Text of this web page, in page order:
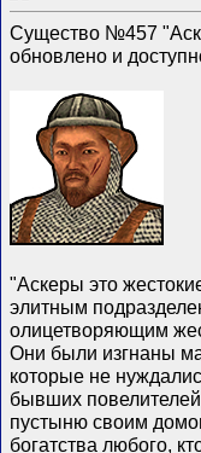
Существо №457
обновлено и
"Аскеры это
элитным
олицетворяющим
Они были изгнаны
которые не
бывших
пустыню своим
богатства любого,